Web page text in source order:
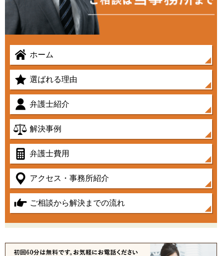
ホーム
選ばれる理由
弁護士紹介
解決事例
弁護士費用
アクセス・事務所紹介
ご相談から解決までの流れ